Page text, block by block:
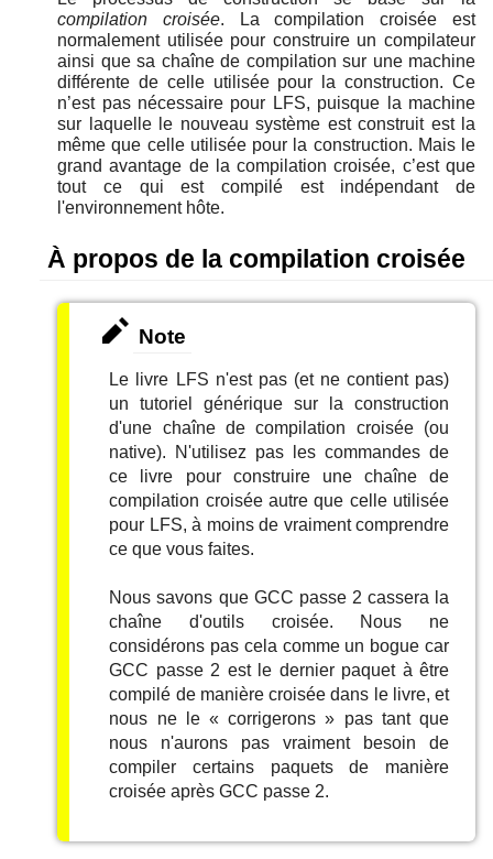
compilation croisée. La compilation croisée est
normalement utilisée pour construire un compilateur
ainsi que sa chaîne de compilation sur une machine
différente de celle utilisée pour la construction. Ce
n’est pas nécessaire pour LFS, puisque la machine
sur laquelle le nouveau système est construit est la
même que celle utilisée pour la construction. Mais le
grand avantage de la compilation croisée, c’est que
tout ce qui est compilé est indépendant de
l'environnement hôte.
À propos de la compilation croisée
Note
Le livre LFS n'est pas (et ne contient pas)
un tutoriel générique sur la construction
d'une chaîne de compilation croisée (ou
native). N'utilisez pas les commandes de
ce livre pour construire une chaîne de
compilation croisée autre que celle utilisée
pour LFS, à moins de vraiment comprendre
ce que vous faites.
Nous savons que GCC passe 2 cassera la
chaîne d'outils croisée. Nous ne
considérons pas cela comme un bogue car
GCC passe 2 est le dernier paquet à être
compilé de manière croisée dans le livre, et
nous ne le «corrigerons » pas tant que
nous n'aurons pas vraiment besoin de
compiler certains paquets de manière
croisée après GCC passe 2.